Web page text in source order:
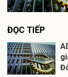
ĐỌC TIẾP